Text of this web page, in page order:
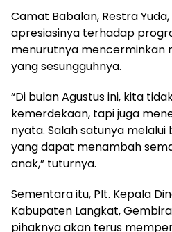
Camat Babalan, Restra
apresiasinya terhadap
menurutnya mencerminkan
yang sesungguhnya.
“Di bulan Agustus ini, kita
kemerdekaan, tapi juga
nyata. Salah satunya
yang dapat menambah
anak,” tuturnya.
Sementara itu, Plt. Kepala
Kabupaten Langkat,
pihaknya akan terus